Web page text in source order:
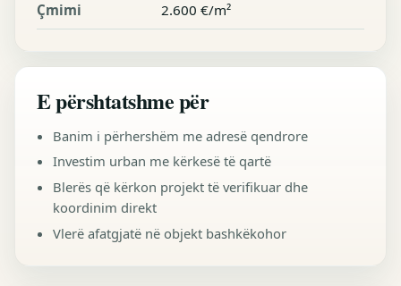
Çmimi 2.600 €/m²
E përshtatshme për
Banim i përhershëm me adresë qendrore
Investim urban me kërkesë të qartë
Blerës që kërkon projekt të verifikuar dhe
koordinim direkt
Vlerë afatgjatë në objekt bashkëkohor